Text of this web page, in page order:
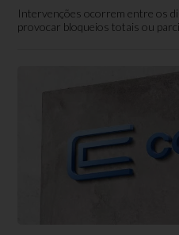
Intervenções ocorrem entre os
provocar bloqueios totais ou